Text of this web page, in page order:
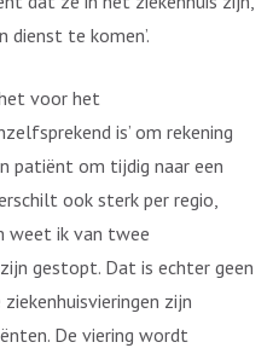
dienst te komen’.
voor het
is’ om rekening
patiënt om tijdig naar een
ook sterk per regio,
weet ik van twee
gestopt. Dat is echter geen
zijn
De viering wordt